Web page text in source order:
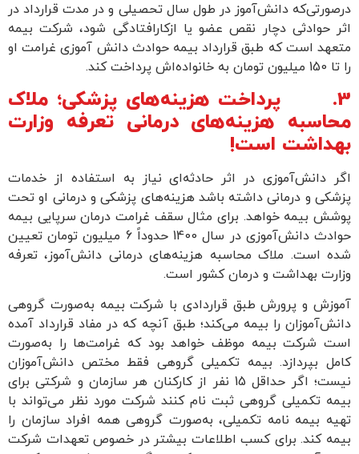
درصورتی‌که دانش‌آموز در طول سال تحصیلی و در مدت قرارداد در
اثر حوادثی دچار نقص عضو یا ازکارافتادگی شود، شرکت بیمه
متعهد است که طبق قرارداد بیمه حوادث دانش آموزی غرامت او
را تا 150 میلیون تومان به خانواده‌اش پرداخت کند.
3. پرداخت هزینه‌های پزشکی؛ ملاک
محاسبه هزینه‌های درمانی تعرفه وزارت
بهداشت است!
اگر دانش‌آموزی در اثر حادثه‌ای نیاز به استفاده از خدمات
پزشکی و درمانی داشته باشد هزینه‌های پزشکی و درمانی او تحت
پوشش بیمه خواهد. برای مثال سقف غرامت درمان سرپایی بیمه
حوادث دانش‌آموزی در سال 1400 حدوداً 6 میلیون تومان تعیین
شده است. ملاک محاسبه هزینه‌های درمانی دانش‌آموز، تعرفه
وزارت بهداشت و درمان کشور است.
آموزش و پرورش طبق قراردادی با شرکت بیمه به‌صورت گروهی
دانش‌آموزان را بیمه می‌کند؛ طبق آنچه که در مفاد قرارداد آمده
است شرکت بیمه موظف خواهد بود که غرامت‌ها را به‌صورت
کامل بپردازد. بیمه تکمیلی گروهی فقط مختص دانش‌آموزان
نیست؛ اگر حداقل 15 نفر از کارکنان هر سازمان و شرکتی برای
بیمه تکمیلی گروهی ثبت نام کنند شرکت مورد نظر می‌تواند با
تهیه بیمه نامه تکمیلی، به‌صورت گروهی همه افراد سازمان را
بیمه کند. برای کسب اطلاعات بیشتر در خصوص تعهدات شرکت